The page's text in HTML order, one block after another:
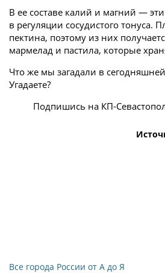
В ее составе калий и магний —
в регуляции сосудистого тонуса.
пектина, поэтому из них
мармелад и пастила, которые
Что же мы загадали в
Угадаете?
Подпишись на КП-
Все города России от А до Я